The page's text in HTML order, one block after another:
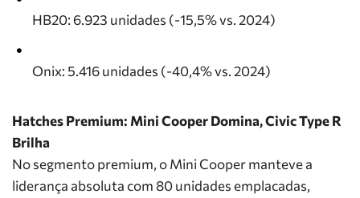
HB20: 6.923 unidades (-15,5% vs. 2024)
Onix: 5.416 unidades (-40,4% vs. 2024)
Hatches Premium: Mini Cooper Domina, Civic Type R
Brilha
No segmento premium, oMini Coopermanteve a
liderança absoluta com 80 unidades emplacadas,